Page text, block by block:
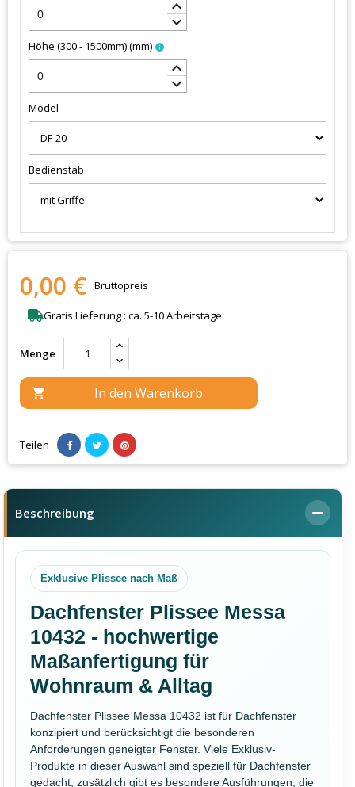
keyboard_arrow_up
keyboard_arrow_down
Höhe (300 - 1500mm)(mm) info
keyboard_arrow_up
keyboard_arrow_down
Model
Bedienstab
0,00 € Bruttopreis
Gratis Lieferung : ca. 5-10 Arbeitstage
Menge
 In den Warenkorb
Teilen
Beschreibung
Exklusive Plissee nach Maß
Dachfenster Plissee Messa
10432 - hochwertige
Maßanfertigung für
Wohnraum & Alltag
Dachfenster Plissee Messa 10432 ist für Dachfenster
konzipiert und berücksichtigt die besonderen
Anforderungen geneigter Fenster. Viele Exklusiv-
Produkte in dieser Auswahl sind speziell für Dachfenster
gedacht; zusätzlich gibt es besondere Ausführungen, die